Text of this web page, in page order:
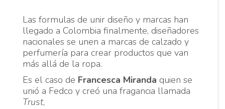
Las formulas de unir diseño y marcas han
llegado a Colombia finalmente, diseñadores
nacionales se unen a marcas de calzado y
perfumería para crear productos que van
más allá de la ropa.
Es el caso de Francesca Miranda quien se
unió a Fedco y creó una fragancia llamada
Trust,